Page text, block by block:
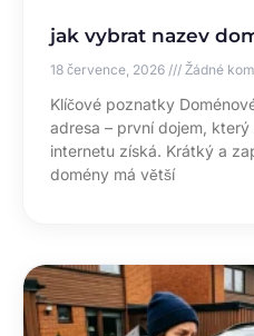
jak vybrat nazev
18 července, 2026 Žádné
Klíčové poznatky
adresa – první dojem,
internetu získá. Krátký a
domény má větší